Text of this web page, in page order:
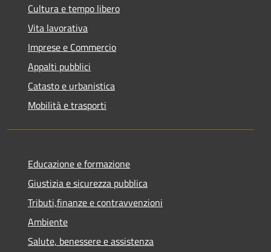
Cultura e tempo libero
Vita lavorativa
Imprese e Commercio
Appalti pubblici
Catasto e urbanistica
Mobilità e trasporti
Educazione e formazione
Giustizia e sicurezza pubblica
Tributi,finanze e contravvenzioni
Ambiente
Salute, benessere e assistenza